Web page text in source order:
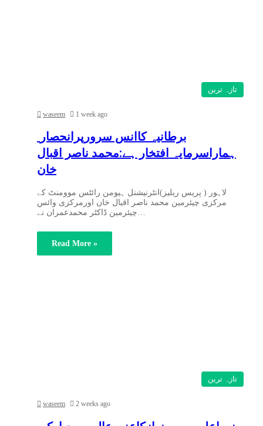
تازہ ترین
waseem 1 week ago
ہماراسرمایہ افتخار ہے:محمد ناصر اقبال
خان
لاہور ( پریس ریلیز)انٹرنیشنل ہیومن رائٹس موومنٹ کے
مرکزی چیئرمین محمد ناصر اقبال خان اورمرکزی وائس
چیئرمین ڈاکٹر محمدعمران نے…
Read More »
تازہ ترین
waseem 2 weeks ago